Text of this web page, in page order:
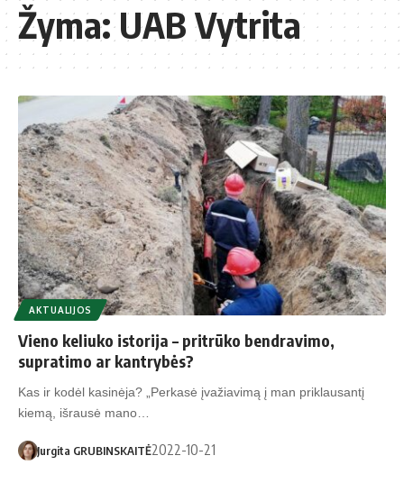
Žyma:UAB Vytrita
AKTUALIJOS
Vieno keliuko istorija – pritrūko bendravimo,
supratimo ar kantrybės?
Kas ir kodėl kasinėja? „Perkasė įvažiavimą į man priklausantį
kiemą, išrausė mano…
Jurgita GRUBINSKAITĖ2022-10-21